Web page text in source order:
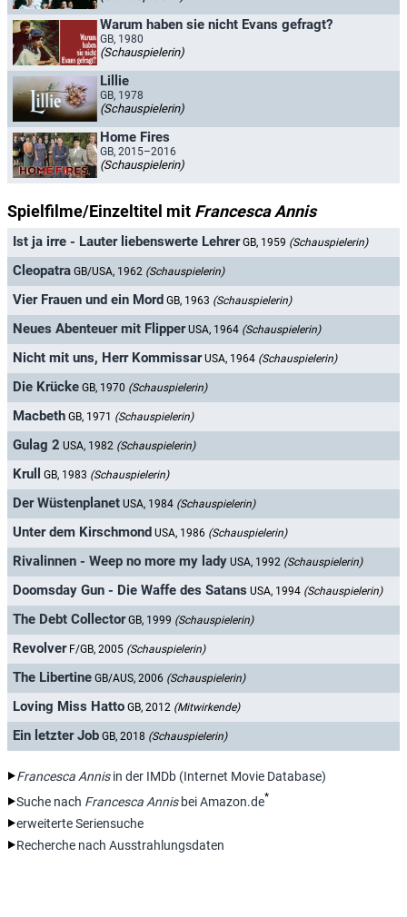
Warum haben sie nicht Evans gefragt?
GB, 1980
(Schauspielerin)
Lillie
GB, 1978
(Schauspielerin)
Home Fires
GB, 2015–2016
(Schauspielerin)
Spielfilme/Einzeltitel mit Francesca Annis
Ist ja irre - Lauter liebenswerte Lehrer GB, 1959 (Schauspielerin)
Cleopatra GB/USA, 1962 (Schauspielerin)
Vier Frauen und ein Mord GB, 1963 (Schauspielerin)
Neues Abenteuer mit Flipper USA, 1964 (Schauspielerin)
Nicht mit uns, Herr Kommissar USA, 1964 (Schauspielerin)
Die Krücke GB, 1970 (Schauspielerin)
Macbeth GB, 1971 (Schauspielerin)
Gulag 2 USA, 1982 (Schauspielerin)
Krull GB, 1983 (Schauspielerin)
Der Wüstenplanet USA, 1984 (Schauspielerin)
Unter dem Kirschmond USA, 1986 (Schauspielerin)
Rivalinnen - Weep no more my lady USA, 1992 (Schauspielerin)
Doomsday Gun - Die Waffe des Satans USA, 1994 (Schauspielerin)
The Debt Collector GB, 1999 (Schauspielerin)
Revolver F/GB, 2005 (Schauspielerin)
The Libertine GB/AUS, 2006 (Schauspielerin)
Loving Miss Hatto GB, 2012 (Mitwirkende)
Ein letzter Job GB, 2018 (Schauspielerin)
Francesca Annisin der IMDb (Internet Movie Database)
Suche nach Francesca Annisbei Amazon.de*
erweiterte Seriensuche
Recherche nach Ausstrahlungsdaten